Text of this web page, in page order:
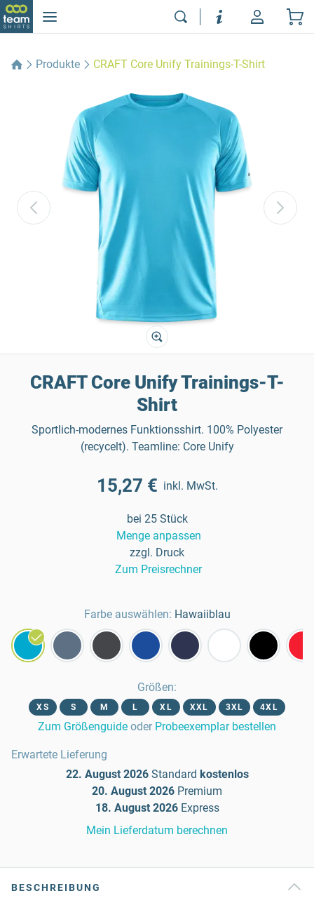
Produkte CRAFT Core Unify Trainings-T-Shirt
CRAFT Core Unify Trainings-T-
Shirt
Sportlich-modernes Funktionsshirt. 100% Polyester
(recycelt). Teamline: Core Unify
15,27 € inkl. MwSt.
bei 25 Stück
Menge anpassen
zzgl. Druck
Zum Preisrechner
Farbe auswählen: Hawaiiblau
Größen:
XS S M L XL XXL 3XL 4XL
Zum Größenguide oder Probeexemplar bestellen
Erwartete Lieferung
22. August 2026 Standard kostenlos
20. August 2026 Premium
18. August 2026 Express
Mein Lieferdatum berechnen
BESCHREIBUNG